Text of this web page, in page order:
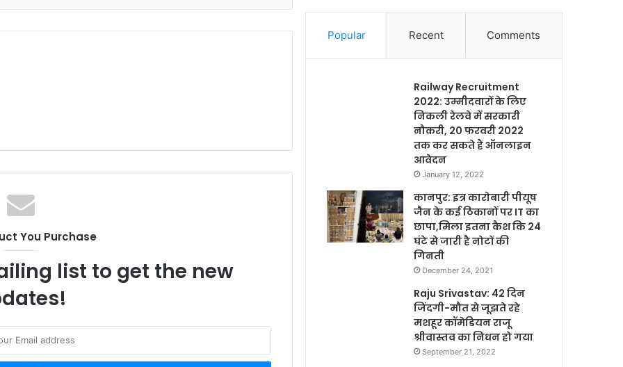
You Purchase
list to get the new
Popular Recent Comments
Railway Recruitment
2022: उम्मीदवारों के लिए
निकली रेलवे में सरकारी
नौकरी, 20 फरवरी 2022
तक कर सकते हैं ऑनलाइन
आवेदन
January 12, 2022
कानपुर: इत्र कारोबारी पीयूष
जैन के कई ठिकानों पर IT का
छापा,मिला इतना कैश कि 24
घंटे से जारी है नोटों की
गिनती
December 24, 2021
Raju Srivastav: 42 दिन
जिंदगी-मौत से जूझते रहे
मशहूर कॉमेडियन राजू
श्रीवास्तव का निधन हो गया
September 21, 2022